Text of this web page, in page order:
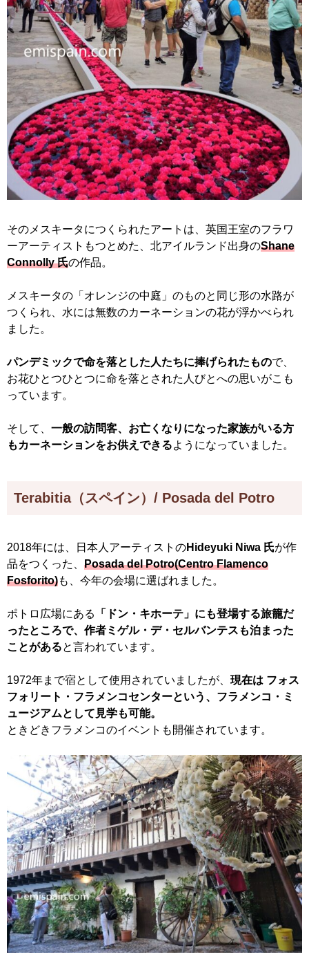
そのメスキータにつくられたアートは、英国王室のフラワ
ーアーティストもつとめた、北アイルランド出身のShane
Connolly 氏の作品。
メスキータの「オレンジの中庭」のものと同じ形の水路が
つくられ、水には無数のカーネーションの花が浮かべられ
ました。
パンデミックで命を落とした人たちに捧げられたもので、
お花ひとつひとつに命を落とされた人びとへの思いがこも
っています。
そして、 一般の訪問客、お亡くなりになった家族がいる方
もカーネーションをお供えできるようになっていました。
Terabitia（スペイン）/ Posada del Potro
2018年には、日本人アーティストのHideyuki Niwa 氏が作
品をつくった、 Posada del Potro(Centro Flamenco
Fosforito)も、今年の会場に選ばれました。
ポトロ広場にある
「ドン・キホーテ」にも登場する旅籠だ
ったところで、作者ミゲル・デ・セルバンテスも泊まった
ことがあると言われています。
1972年まで宿として使用されていましたが、 現在は フォス
フォリート・フラメンコセンターという、フラメンコ・ミ
ュージアムとして見学も可能。
ときどきフラメンコのイベントも開催されています。